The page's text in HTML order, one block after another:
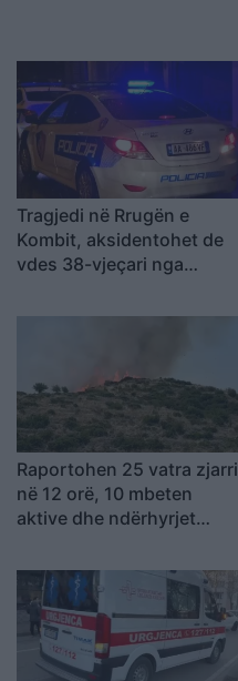
Tragjedi në Rrugën e
Kombit, aksidentohet de
vdes 38-vjeçari nga
Raportohen 25 vatra zjarri
në 12 orë, 10 mbeten
aktive dhe ndërhyrjet